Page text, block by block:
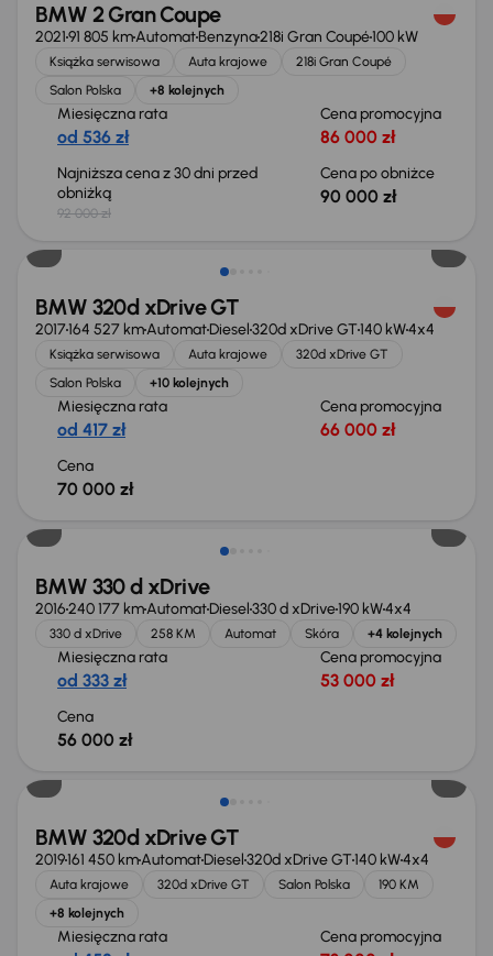
BMW 2 Gran Coupe
202191 805 kmAutomatBenzyna218i Gran Coupé100 kW
Książka serwisowa Auta krajowe
218i Gran Coupé
Salon Polska
+8 kolejnych
Miesięczna rata
od 536 zł
Cena promocyjna
86 000 zł
Najniższa cena z 30 dni przed
obniżką
92 000 zł
Cena po obniżce
90 000 zł
BMW 320d xDrive GT
2017164 527 kmAutomatDiesel320d xDrive GT140 kW4x4
Książka serwisowa Auta krajowe
320d xDrive GT
Salon Polska
+10 kolejnych
Miesięczna rata
od 417 zł
Cena promocyjna
66 000 zł
Cena
70 000 zł
BMW 330 d xDrive
2016240 177 kmAutomatDiesel330 d xDrive190 kW4x4
330 d xDrive 258 KM Automat Skóra +4 kolejnych
Miesięczna rata
od 333 zł
Cena promocyjna
53 000 zł
Cena
56 000 zł
Możliwość odliczenia VAT
BMW 320d xDrive GT
2019161 450 kmAutomatDiesel320d xDrive GT140 kW4x4
Auta krajowe 320d xDrive GT Salon Polska
190 KM
+8 kolejnych
Miesięczna rata Cena promocyjna